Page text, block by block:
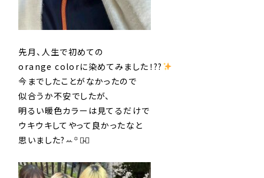
先月、人生で初めての
orange colorに染めてみました！??
今までしたことがなかったので
似合うか不安でしたが、
明るい暖色カラーは見てるだけで
ウキウキしてやって良かったなと
思いました?ꕀ️꙳♡̴⟡